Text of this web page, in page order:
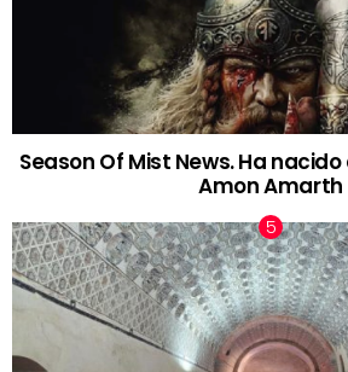
Season Of Mist News. Ha
Amon Amarth